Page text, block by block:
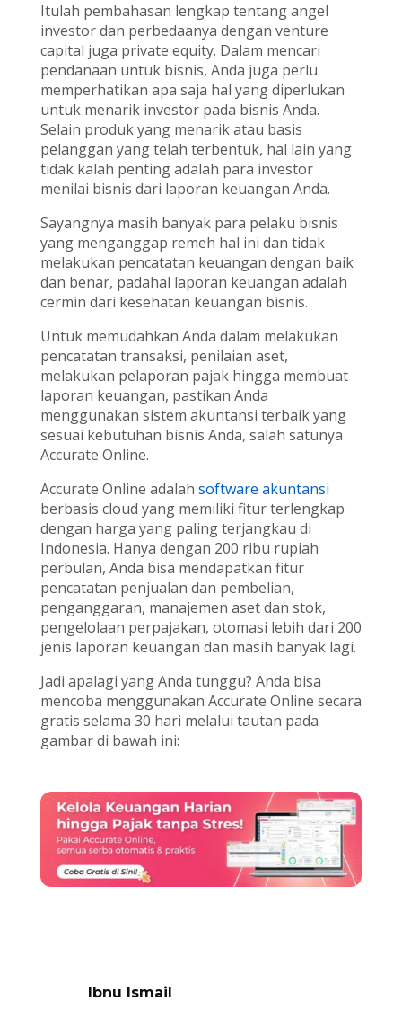
Itulah pembahasan lengkap tentang angel
investor dan perbedaanya dengan venture
capital juga private equity. Dalam mencari
pendanaan untuk bisnis, Anda juga perlu
memperhatikan apa saja hal yang diperlukan
untuk menarik investor pada bisnis Anda.
Selain produk yang menarik atau basis
pelanggan yang telah terbentuk, hal lain yang
tidak kalah penting adalah para investor
menilai bisnis dari laporan keuangan Anda.
Sayangnya masih banyak para pelaku bisnis
yang menganggap remeh hal ini dan tidak
melakukan pencatatan keuangan dengan baik
dan benar, padahal laporan keuangan adalah
cermin dari kesehatan keuangan bisnis.
Untuk memudahkan Anda dalam melakukan
pencatatan transaksi, penilaian aset,
melakukan pelaporan pajak hingga membuat
laporan keuangan, pastikan Anda
menggunakan sistem akuntansi terbaik yang
sesuai kebutuhan bisnis Anda, salah satunya
Accurate Online.
Accurate Online adalah software akuntansi
berbasis cloud yang memiliki fitur terlengkap
dengan harga yang paling terjangkau di
Indonesia. Hanya dengan 200 ribu rupiah
perbulan, Anda bisa mendapatkan fitur
pencatatan penjualan dan pembelian,
penganggaran, manajemen aset dan stok,
pengelolaan perpajakan, otomasi lebih dari 200
jenis laporan keuangan dan masih banyak lagi.
Jadi apalagi yang Anda tunggu? Anda bisa
mencoba menggunakan Accurate Online secara
gratis selama 30 hari melalui tautan pada
gambar di bawah ini:
Ibnu Ismail